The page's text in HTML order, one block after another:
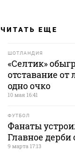
ЧИТАТЬ ЕЩЕ
ШОТЛАНДИЯ
«Селтик»
отставание от
одно очко
10 мая 16:41
ФУТБОЛ
Фанаты
Главное
9 марта 17:13